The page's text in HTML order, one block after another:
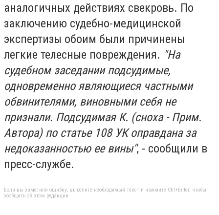
аналогичных действиях свекровь. По
заключению судебно-медицинской
экспертизы обоим были причинены
легкие телесные повреждения. "На
судебном заседании подсудимые,
одновременно являющиеся частными
обвинителями, виновными себя не
признали. Подсудимая К. (сноха - Прим.
Автора) по статье 108 УК оправдана за
недоказанностью ее вины", - сообщили в
пресс-службе.
Если вы заметили ошибку, выделите необходимый текст и нажмите Ctrl+Enter, чтобы
сообщить об этом редакции